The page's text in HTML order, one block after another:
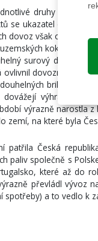
druhy pevných
se ukazatel dovozní
dovoz však
koksovnách
surový dehet,
dovozní
briket byla
výhradně z
výrazně narostla
zemí, na které byla
patřila Česká
paliv společně s
které až do
převládl vývoz
spotřeby) a to vedlo k